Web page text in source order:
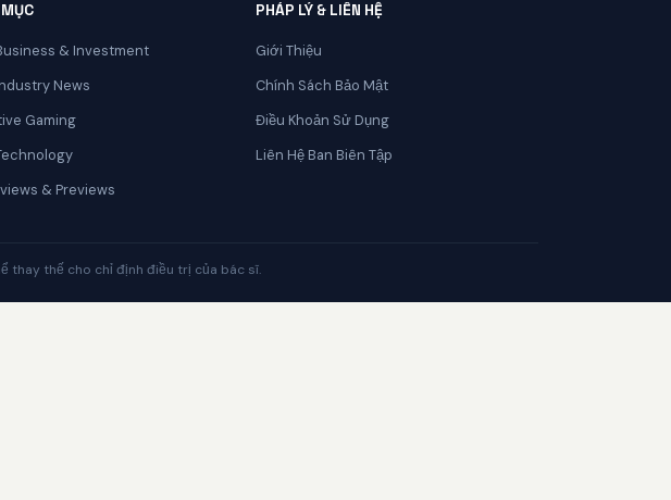
& Investment
News
Gaming
& Previews
PHÁP LÝ & LIÊN HỆ
Giới Thiệu
Chính Sách Bảo Mật
Điều Khoản Sử Dụng
Liên Hệ Ban Biên Tập
thay thế cho chỉ định điều trị của bác sĩ.